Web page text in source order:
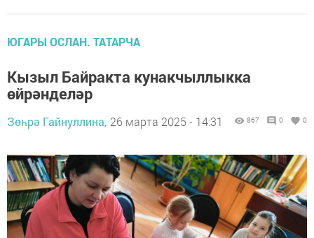
ЮГАРЫ ОСЛАН. ТАТАРЧА
Кызыл Байракта кунакчыллыкка
өйрәнделәр
Зөһрә Гайнуллина, 26 марта 2025 - 14:31 867 0 0